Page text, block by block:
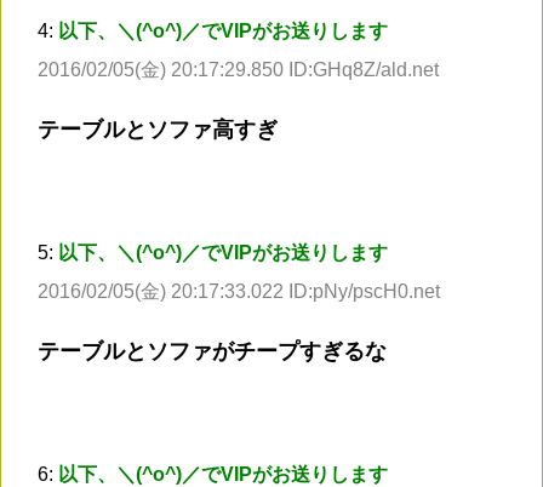
4: 以下、＼(^o^)／でVIPがお送りします
2016/02/05(金) 20:17:29.850 ID:GHq8Z/ald.net
テーブルとソファ高すぎ
5: 以下、＼(^o^)／でVIPがお送りします
2016/02/05(金) 20:17:33.022 ID:pNy/pscH0.net
テーブルとソファがチープすぎるな
6: 以下、＼(^o^)／でVIPがお送りします